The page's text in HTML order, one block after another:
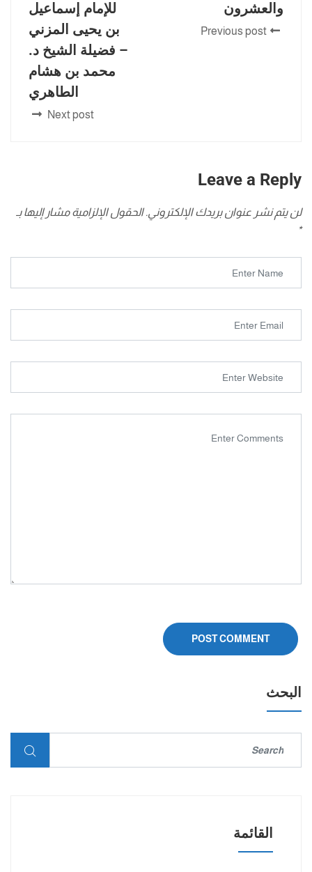
والعشرون
Previous post
للإمام إسماعيل
بن يحيى المزني
– فضيلة الشيخ د.
محمد بن هشام
الطاهري
Next post
Leave a Reply
لن يتم نشر عنوان بريدك الإلكتروني. الحقول الإلزامية مشار إليها بـ
*
البحث
القائمة